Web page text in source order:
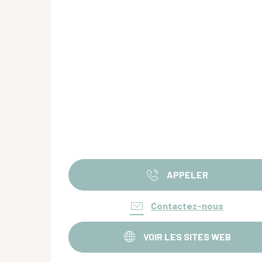
APPELER
Contactez-nous
VOIR LES SITES WEB